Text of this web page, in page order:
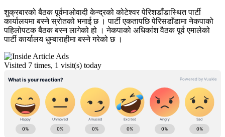
शुक्रबारको बैठक पूर्वमाओवादी केन्द्रको कोटेश्वर पेरिशडाँडास्थित पार्टी
कार्यालयमा बस्ने स्रोतको भनाई छ । पार्टी एकतापछि पेरिसडाँडामा नेकपाको
पहिलोपटक बैठक बस्न लागेको हो । नेकपाको अधिकांश वैठक पूर्व एमालेको
पार्टी कार्यालय धुम्बाराहीमा बस्ने गरेको छ ।
Visited 7 times, 1 visit(s) today